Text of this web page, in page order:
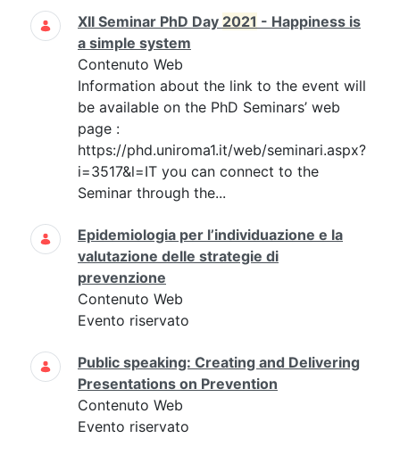
Ricerca
XII Seminar PhD Day 2021 - Happiness is
a simple system
Contenuto Web
Information about the link to the event will
be available on the PhD Seminars’ web
page :
https://phd.uniroma1.it/web/seminari.aspx?
i=3517&l=IT you can connect to the
Seminar through the...
Epidemiologia per l’individuazione e la
valutazione delle strategie di
prevenzione
Contenuto Web
Evento riservato
Public speaking: Creating and Delivering
Presentations on Prevention
Contenuto Web
Evento riservato